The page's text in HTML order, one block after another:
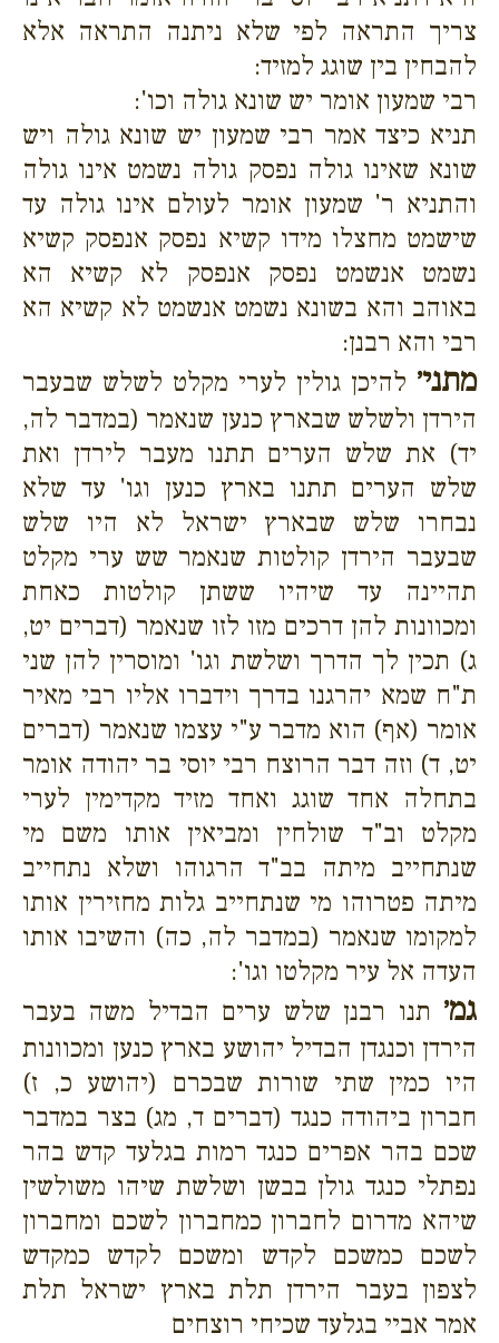
צריך התראה לפי שלא ניתנה התראה אלא
להבחין בין שוגג למזיד:
רבי שמעון אומר יש שונא גולה וכו':
תניא כיצד אמר רבי שמעון יש שונא גולה ויש
שונא שאינו גולה נפסק גולה נשמט אינו גולה
והתניא ר' שמעון אומר לעולם אינו גולה עד
שישמט מחצלו מידו קשיא נפסק אנפסק קשיא
נשמט אנשמט נפסק אנפסק לא קשיא הא
באוהב והא בשונא נשמט אנשמט לא קשיא הא
רבי והא רבנן:
מתני׳ להיכן גולין לערי מקלט לשלש שבעבר
הירדן ולשלש שבארץ כנען שנאמר (במדבר לה,
יד) את שלש הערים תתנו מעבר לירדן ואת
שלש הערים תתנו בארץ כנען וגו' עד שלא
נבחרו שלש שבארץ ישראל לא היו שלש
שבעבר הירדן קולטות שנאמר שש ערי מקלט
תהיינה עד שיהיו ששתן קולטות כאחת
ומכוונות להן דרכים מזו לזו שנאמר (דברים יט,
ג) תכין לך הדרך ושלשת וגו' ומוסרין להן שני
ת"ח שמא יהרגנו בדרך וידברו אליו רבי מאיר
אומר (אף) הוא מדבר ע"י עצמו שנאמר (דברים
יט, ד) וזה דבר הרוצח רבי יוסי בר יהודה אומר
בתחלה אחד שוגג ואחד מזיד מקדימין לערי
מקלט וב"ד שולחין ומביאין אותו משם מי
שנתחייב מיתה בב"ד הרגוהו ושלא נתחייב
מיתה פטרוהו מי שנתחייב גלות מחזירין אותו
למקומו שנאמר (במדבר לה, כה) והשיבו אותו
העדה אל עיר מקלטו וגו':
גמ׳ תנו רבנן שלש ערים הבדיל משה בעבר
הירדן וכנגדן הבדיל יהושע בארץ כנען ומכוונות
היו כמין שתי שורות שבכרם (יהושע כ, ז)
חברון ביהודה כנגד (דברים ד, מג) בצר במדבר
שכם בהר אפרים כנגד רמות בגלעד קדש בהר
נפתלי כנגד גולן בבשן ושלשת שיהו משולשין
שיהא מדרום לחברון כמחברון לשכם ומחברון
לשכם כמשכם לקדש ומשכם לקדש כמקדש
לצפון בעבר הירדן תלת בארץ ישראל תלת
אמר אביי בגלעד שכיחי רוצחים